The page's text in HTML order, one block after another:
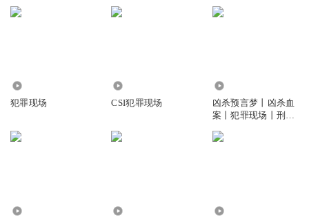
犯罪现场 CSI犯罪现场
凶杀预言梦丨凶杀血
案丨犯罪现场丨刑侦